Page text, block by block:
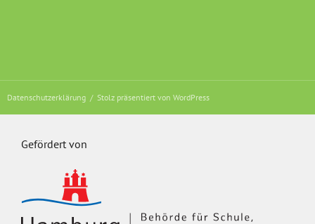
Datenschutzerklärung Stolz präsentiert von WordPress
Gefördert von